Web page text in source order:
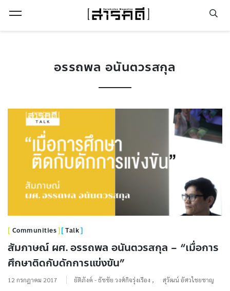
อรรถพล อนันตวรสกุล
Communities Talk
สัมภาษณ์ ผศ. อรรถพล อนันตวรสกุล – “เมื่อการ
ศึกษาติดกับดักการแข่งขัน”
12 กรกฎาคม 2017 ยัติภังค์ - ธัชชัย วงศ์กิจรุ่งเรือง , สุวัฒน์ อัศวไชยชาญ